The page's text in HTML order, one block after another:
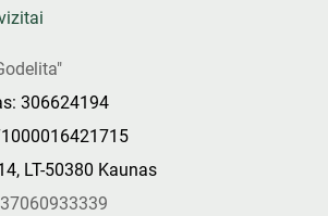
306624194
LT-50380 Kaunas